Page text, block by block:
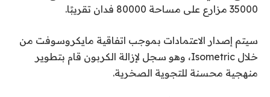
35000 مزارع على مساحة 80000 فدان تقريبًا.
سيتم إصدار الاعتمادات بموجب اتفاقية مايكروسوفت من
خلال Isometric، وهو سجل لإزالة الكربون قام بتطوير
منهجية محسنة للتجوية الصخرية.